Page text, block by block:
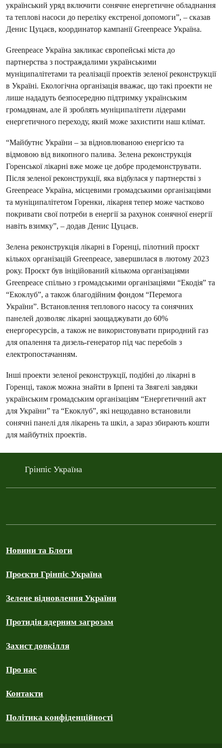
український уряд включити сонячне енергетичне обладнання
та теплові насоси до переліку екстреної допомоги”, – сказав
Денис Цуцаєв, координатор кампанії Greenpeace Україна.
Greenpeace Україна закликає європейські міста до
партнерства з постраждалими українськими
муніципалітетами та реалізації проектів зеленої реконструкції
в Україні. Екологічна організація вважає, що такі проекти не
лише нададуть безпосередню підтримку українським
громадянам, але й зроблять муніципалітети лідерами
енергетичного переходу, який може захистити наш клімат.
“Майбутнє України – за відновлюваною енергією та
відмовою від викопного палива. Зелена реконструкція
Горенської лікарні вже може це добре продемонструвати.
Після зеленої реконструкції, яка відбулася у партнерстві з
Greenpeace Україна, місцевими громадськими організаціями
та муніципалітетом Горенки, лікарня тепер може частково
покривати свої потреби в енергії за рахунок сонячної енергії
навіть взимку”, – додав Денис Цуцаєв.
Зелена реконструкція лікарні в Горенці, пілотний проєкт
кількох організацій Greenpeace, завершилася в лютому 2023
року. Проєкт був ініційований кількома організаціями
Greenpeace спільно з громадськими організаціями “Екодія” та
“Екоклуб”, а також благодійним фондом “Перемога
України”. Встановлення теплового насосу та сонячних
панелей дозволяє лікарні заощаджувати до 60%
енергоресурсів, а також не використовувати природний газ
для опалення та дизель-генератор під час перебоїв з
електропостачанням.
Інші проекти зеленої реконструкції, подібні до лікарні в
Горенці, також можна знайти в Ірпені та Звягелі завдяки
українським громадським організаціям “Енергетичний акт
для України” та “Екоклуб”, які нещодавно встановили
сонячні панелі для лікарень та шкіл, а зараз збирають кошти
для майбутніх проектів.
Грінпіс Україна
Новини та Блоги
Проєкти Грінпіс Україна
Зелене відновлення України
Протидія ядерним загрозам
Захист довкілля
Про нас
Контакти
Політика конфіденційності